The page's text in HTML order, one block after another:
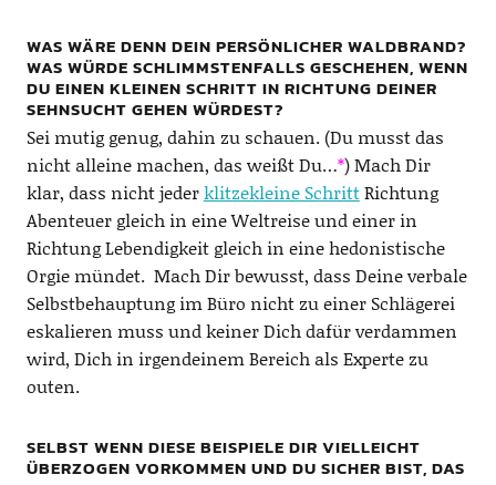
WAS WÄRE DENN DEIN PERSÖNLICHER WALDBRAND?
WAS WÜRDE SCHLIMMSTENFALLS GESCHEHEN, WENN
DU EINEN KLEINEN SCHRITT IN RICHTUNG DEINER
SEHNSUCHT GEHEN WÜRDEST?
Sei mutig genug, dahin zu schauen. (Du musst das
nicht alleine machen, das weißt Du…*) Mach Dir
klar, dass nicht jederklitzekleine SchrittRichtung
Abenteuer gleich in eine Weltreise und einer in
Richtung Lebendigkeit gleich in eine hedonistische
Orgie mündet. Mach Dir bewusst, dass Deine verbale
Selbstbehauptung im Büro nicht zu einer Schlägerei
eskalieren muss und keiner Dich dafür verdammen
wird, Dich in irgendeinem Bereich als Experte zu
outen.
SELBST WENN DIESE BEISPIELE DIR VIELLEICHT
ÜBERZOGEN VORKOMMEN UND DU SICHER BIST, DAS